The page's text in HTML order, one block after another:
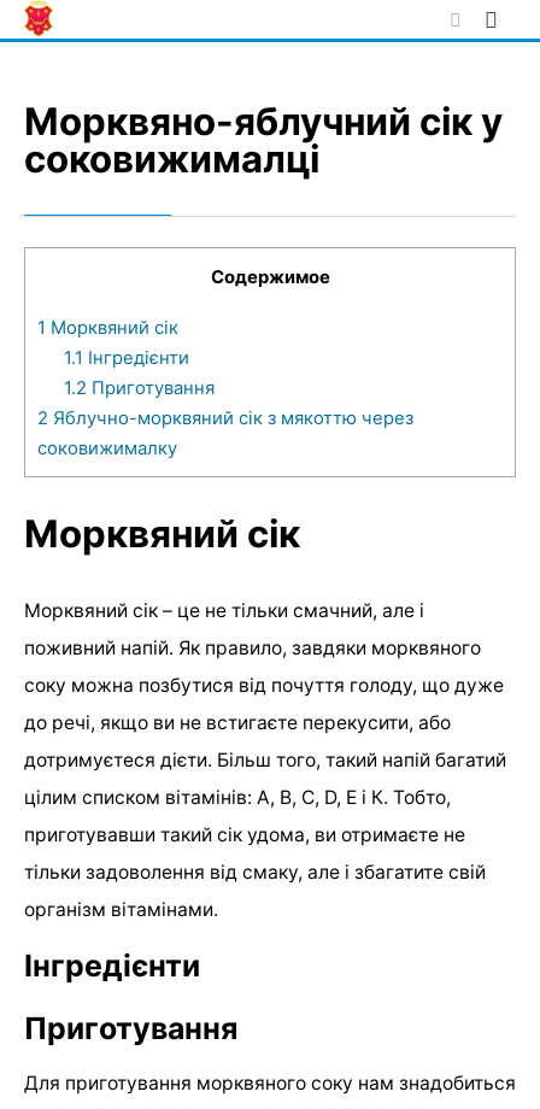
Skip
to
Морквяно-яблучний сік у
соковижималці
Содержимое
1 Морквяний сік
1.1 Інгредієнти
1.2 Приготування
2 Яблучно-морквяний сік з мякоттю через
соковижималку
Морквяний сік
Морквяний сік – це не тільки смачний, але і
поживний напій. Як правило, завдяки морквяного
соку можна позбутися від почуття голоду, що дуже
до речі, якщо ви не встигаєте перекусити, або
дотримуєтеся дієти. Більш того, такий напій багатий
цілим списком вітамінів: А, B, C, D, Е і К. Тобто,
приготувавши такий сік удома, ви отримаєте не
тільки задоволення від смаку, але і збагатите свій
організм вітамінами.
Інгредієнти
Приготування
Для приготування морквяного соку нам знадобиться